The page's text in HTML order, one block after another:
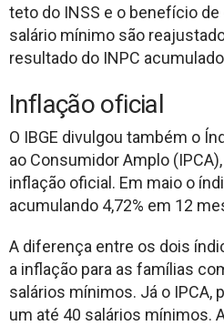
teto do INSS e o benefício
salário mínimo são
resultado do INPC
Inflação oficial
O IBGE divulgou também o
ao Consumidor Amplo
inflação oficial. Em maio o
acumulando 4,72% em 12
A diferença entre os dois
a inflação para as famílias
salários mínimos. Já o IPCA,
um até 40 salários mínimos.